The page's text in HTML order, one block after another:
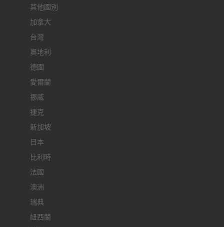
其他國別
加拿大
台灣
奧地利
德國
愛爾蘭
挪威
捷克
新加坡
日本
比利時
法國
澳洲
瑞典
紐西蘭